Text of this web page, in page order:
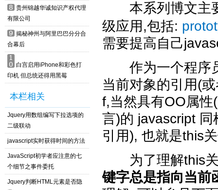
8 贵州锦越华诚知识产权代理
有限公司
9 揭秘神州与阿里巴巴分分合
合幕后
1
0 白宫启用iPhone和彩色打
印机 但总统还得用黑莓
本栏相关
Jquery用数组编写下拉选项的
二级联动
javascript实时获得时间的方法
JavaScript初学者应注意的七
个细节之事件委托
Jquery判断HTML元素是否隐
本系列博文主
级应用,包括:
需要提高自己
作为一个程序员
当前对象的引用(
f,当然具有OO属
言)的 javascript 同
引用), 也就是this
为了理解this关
键字总是指向当前